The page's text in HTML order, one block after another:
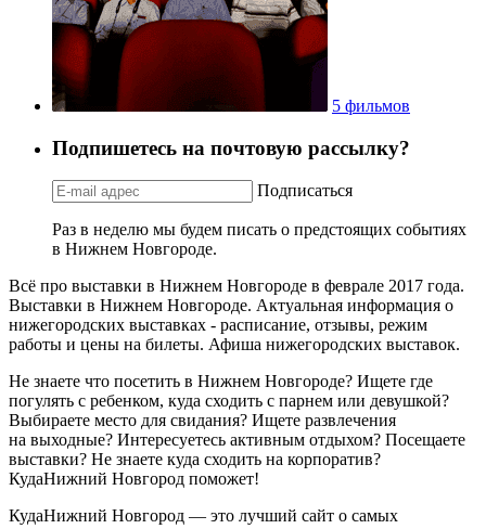
5 фильмов
Подпишетесь на почтовую рассылку?
Подписаться
Раз в неделю мы будем писать о предстоящих событиях
в Нижнем Новгороде.
Всё про выставки в Нижнем Новгороде в феврале 2017 года.
Выставки в Нижнем Новгороде. Актуальная информация о
нижегородских выставках - расписание, отзывы, режим
работы и цены на билеты. Афиша нижегородских выставок.
Не знаете что посетить в Нижнем Новгороде? Ищете где
погулять с ребенком, куда сходить с парнем или девушкой?
Выбираете место для свидания? Ищете развлечения
на выходные? Интересуетесь активным отдыхом? Посещаете
выставки? Не знаете куда сходить на корпоратив?
КудаНижний Новгород поможет!
КудаНижний Новгород — это лучший сайт о самых